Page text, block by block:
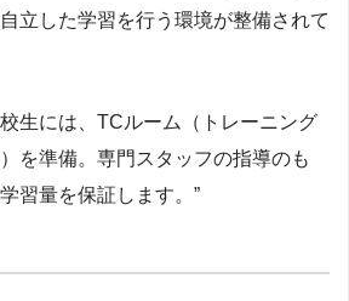
立した学習を行う環境が整備されて
生には、TCルーム（トレーニング
を準備。専門スタッフの指導のも
習量を保証します。”